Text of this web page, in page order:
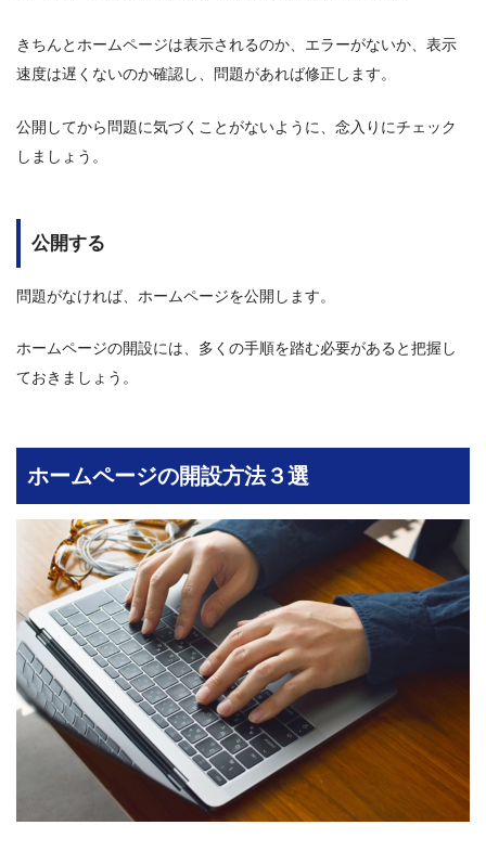
きちんとホームページは表示されるのか、エラーがないか、表示
速度は遅くないのか確認し、問題があれば修正します。
公開してから問題に気づくことがないように、念入りにチェック
しましょう。
公開する
問題がなければ、ホームページを公開します。
ホームページの開設には、多くの手順を踏む必要があると把握し
ておきましょう。
ホームページの開設方法３選